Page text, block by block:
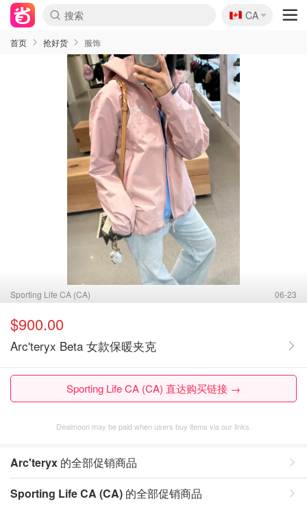
🇨🇦
CA
首页 抢好货 服饰
Sporting Life CA (CA) 06-23
$900.00
Arc'teryx Beta 女款保暖夹克
Sporting Life CA (CA) 直达购买链接 →
Dealmoon may be paid when users buy items via our links.
Arc'teryx 的全部促销商品
Sporting Life CA (CA) 的全部促销商品